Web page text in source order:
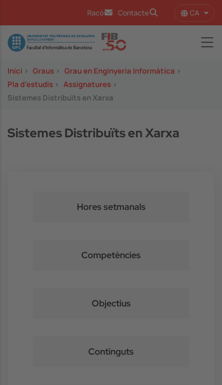
Racó Contacte CA
Image
Inici > Graus > Grau en Enginyeria Informàtica >
Pla d'estudis > Assignatures >
Sistemes Distribuïts en Xarxa
Sistemes Distribuïts en Xarxa
Hores setmanals
Competències
Objectius
Continguts